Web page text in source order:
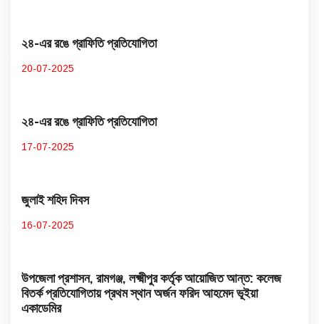
২৪-এর রঙে গ্রাফিতি প্রতিযোগিতা
20-07-2025
২৪-এর রঙে গ্রাফিতি প্রতিযোগিতা
17-07-2025
জুলাই শহিদ দিবস
16-07-2025
উপজেলা প্রশাসন, রামগঞ্জ, লক্ষ্মীপুর কর্তৃক আয়োজিত আন্ত: কলেজ
বিতর্ক প্রতিযোগিতায় প্রথম স্থান অর্জন ফরিদ আহমেদ ভূইয়া
একাডেমির